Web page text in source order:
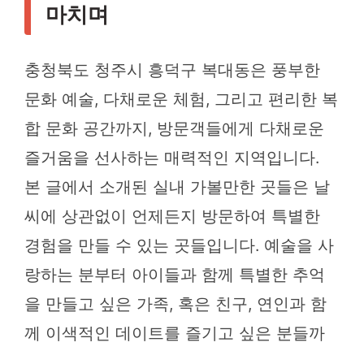
마치며
충청북도 청주시 흥덕구 복대동은 풍부한
문화 예술, 다채로운 체험, 그리고 편리한 복
합 문화 공간까지, 방문객들에게 다채로운
즐거움을 선사하는 매력적인 지역입니다.
본 글에서 소개된 실내 가볼만한 곳들은 날
씨에 상관없이 언제든지 방문하여 특별한
경험을 만들 수 있는 곳들입니다. 예술을 사
랑하는 분부터 아이들과 함께 특별한 추억
을 만들고 싶은 가족, 혹은 친구, 연인과 함
께 이색적인 데이트를 즐기고 싶은 분들까